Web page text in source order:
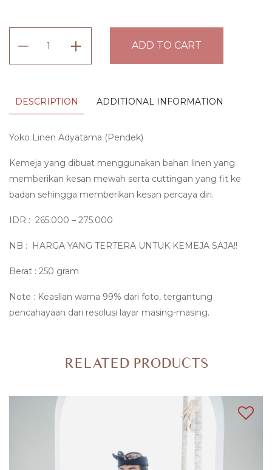
Yoko
(Pendek)
quantity
ADD TO CART
DESCRIPTION ADDITIONAL INFORMATION
Yoko Linen Adyatama (Pendek)
Kemeja yang dibuat menggunakan bahan linen yang
memberikan kesan mewah serta cuttingan yang fit ke
badan sehingga memberikan kesan percaya diri.
IDR : 265.000 – 275.000
NB : HARGA YANG TERTERA UNTUK KEMEJA SAJA!!
Berat : 250 gram
Note : Keaslian warna 99% dari foto, tergantung
pencahayaan dari resolusi layar masing-masing.
RELATED PRODUCTS